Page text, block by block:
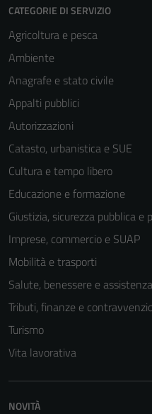
CATEGORIE DI SERVIZIO
Agricoltura e pesca
Ambiente
Anagrafe e stato civile
Appalti pubblici
Autorizzazioni
Catasto, urbanistica e SUE
Cultura e tempo libero
Educazione e formazione
Giustizia, sicurezza pubblica e
Imprese, commercio e SUAP
Mobilità e trasporti
Salute, benessere e assistenza
Tributi, finanze e
Turismo
Vita lavorativa
NOVITÀ